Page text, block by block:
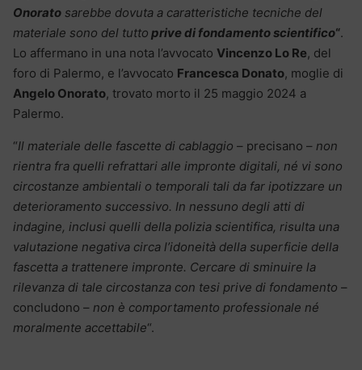
Onorato sarebbe dovuta a caratteristiche tecniche del
materiale sono del tutto prive di fondamento scientifico“.
Lo affermano in una nota l’avvocato Vincenzo Lo Re, del
foro di Palermo, e l’avvocato Francesca Donato, moglie di
Angelo Onorato, trovato morto il 25 maggio 2024 a
Palermo.
“Il materiale delle fascette di cablaggio – precisano – non
rientra fra quelli refrattari alle impronte digitali, né vi sono
circostanze ambientali o temporali tali da far ipotizzare un
deterioramento successivo. In nessuno degli atti di
indagine, inclusi quelli della polizia scientifica, risulta una
valutazione negativa circa l’idoneità della superficie della
fascetta a trattenere impronte. Cercare di sminuire la
rilevanza di tale circostanza con tesi prive di fondamento –
concludono – non è comportamento professionale né
moralmente accettabile“.